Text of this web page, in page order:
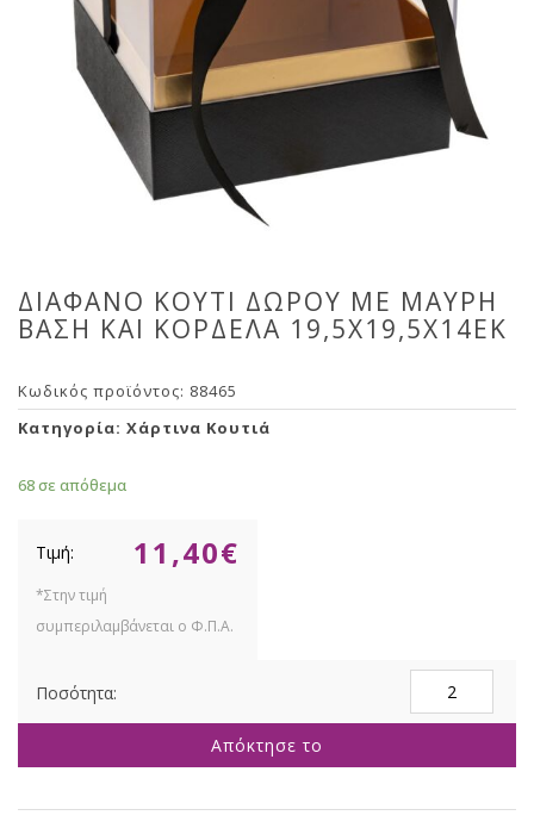
ΔΙΑΦΑΝΟ ΚΟΥΤΙ ΔΩΡΟΥ ΜΕ ΜΑΥΡΗ
ΒΑΣΗ ΚΑΙ ΚΟΡΔΕΛΑ 19,5Χ19,5Χ14ΕΚ
Κωδικός προϊόντος: 88465
Κατηγορία: Χάρτινα Κουτιά
68 σε απόθεμα
11,40€
ΚΟΥΤΙ
ΔΩΡΟΥ
ΜΑΥΡΗ
Απόκτησε το